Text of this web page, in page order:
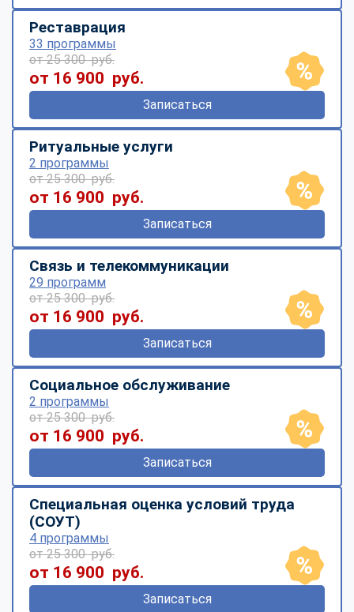
Реставрация
33 программы
от 25 300 руб.
от 16 900 руб.
Записаться
Ритуальные услуги
2 программы
от 25 300 руб.
от 16 900 руб.
Записаться
Связь и телекоммуникации
29 программ
от 25 300 руб.
от 16 900 руб.
Записаться
Социальное обслуживание
2 программы
от 25 300 руб.
от 16 900 руб.
Записаться
Специальная оценка условий труда
(СОУТ)
4 программы
от 25 300 руб.
от 16 900 руб.
Записаться